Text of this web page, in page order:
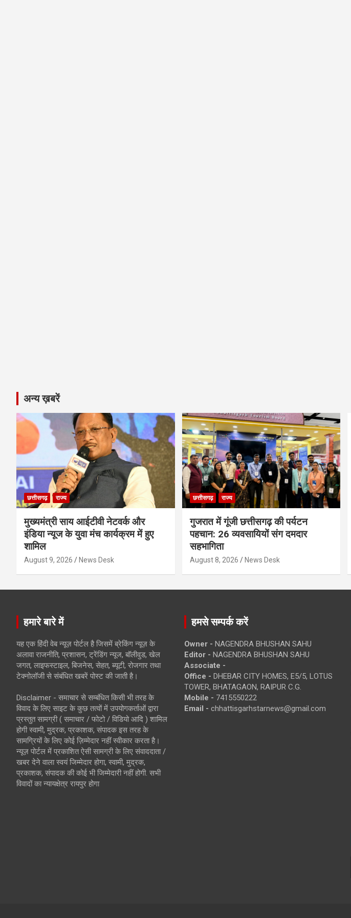
अन्य ख़बरें
छत्तीसगढ़ राज्य
मुख्यमंत्री साय आईटीवी नेटवर्क और
इंडिया न्यूज के युवा मंच कार्यक्रम में हुए
शामिल
August 9, 2026 News Desk
छत्तीसगढ़ राज्य
गुजरात में गूंजी छत्तीसगढ़ की पर्यटन
पहचान: 26 व्यवसायियों संग दमदार
सहभागिता
August 8, 2026 News Desk
हमारे बारे में
यह एक हिंदी वेब न्यूज़ पोर्टल है जिसमें ब्रेकिंग न्यूज़ के
अलावा राजनीति, प्रशासन, ट्रेंडिंग न्यूज, बॉलीवुड, खेल
जगत, लाइफस्टाइल, बिजनेस, सेहत, ब्यूटी, रोजगार तथा
टेक्नोलॉजी से संबंधित खबरें पोस्ट की जाती है।
Disclaimer - समाचार से सम्बंधित किसी भी तरह के
विवाद के लिए साइट के कुछ तत्वों में उपयोगकर्ताओं द्वारा
प्रस्तुत सामग्री ( समाचार / फोटो / विडियो आदि ) शामिल
होगी स्वामी, मुद्रक, प्रकाशक, संपादक इस तरह के
सामग्रियों के लिए कोई ज़िम्मेदार नहीं स्वीकार करता है।
न्यूज़ पोर्टल में प्रकाशित ऐसी सामग्री के लिए संवाददाता /
खबर देने वाला स्वयं जिम्मेदार होगा, स्वामी, मुद्रक,
प्रकाशक, संपादक की कोई भी जिम्मेदारी नहीं होगी. सभी
विवादों का न्यायक्षेत्र रायपुर होगा
हमसे सम्पर्क करें
Owner - NAGENDRA BHUSHAN SAHU
Editor - NAGENDRA BHUSHAN SAHU
Associate -
Office - DHEBAR CITY HOMES, E5/5, LOTUS
TOWER, BHATAGAON, RAIPUR C.G.
Mobile - 7415550222
Email - chhattisgarhstarnews@gmail.com